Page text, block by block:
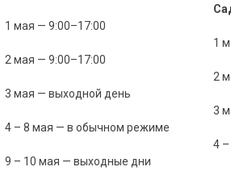
1 мая — 9:00–17:00
2 мая — 9:00–17:00
3 мая — выходной день
4 – 8 мая — в обычном режиме
9 – 10 мая — выходные дни
1
2
3
4